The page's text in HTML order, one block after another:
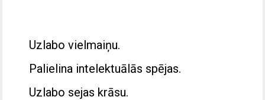
Uzlabo vielmaiņu.
Palielina intelektuālās spējas.
Uzlabo sejas krāsu.